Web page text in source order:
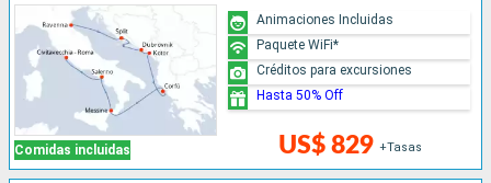
Comidas incluidas US$ 829 +Tasas
Animaciones Incluidas
Paquete WiFi*
Créditos para excursiones
Hasta 50% Off